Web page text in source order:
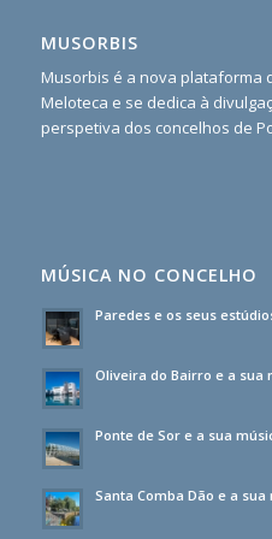
MUSORBIS
Musorbis é a nova plataforma
Meloteca e se dedica à
perspetiva dos concelhos de
MÚSICA NO CONCELHO
Paredes e os seus
Oliveira do Bairro e a sua
Ponte de Sor e a sua
Santa Comba Dão e a sua